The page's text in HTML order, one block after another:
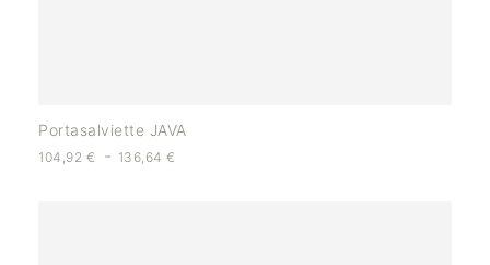
Portasalviette JAVA
104,92 € - 136,64€